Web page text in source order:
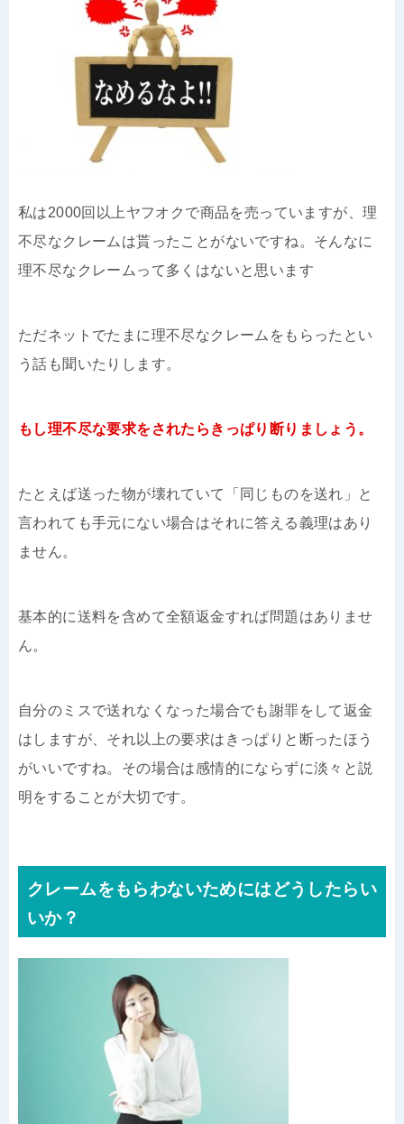
私は2000回以上ヤフオクで商品を売っていますが、理
不尽なクレームは貰ったことがないですね。そんなに
理不尽なクレームって多くはないと思います
ただネットでたまに理不尽なクレームをもらったとい
う話も聞いたりします。
もし理不尽な要求をされたらきっぱり断りましょう。
たとえば送った物が壊れていて「同じものを送れ」と
言われても手元にない場合はそれに答える義理はあり
ません。
基本的に送料を含めて全額返金すれば問題はありませ
ん。
自分のミスで送れなくなった場合でも謝罪をして返金
はしますが、それ以上の要求はきっぱりと断ったほう
がいいですね。その場合は感情的にならずに淡々と説
明をすることが大切です。
クレームをもらわないためにはどうしたらい
いか？